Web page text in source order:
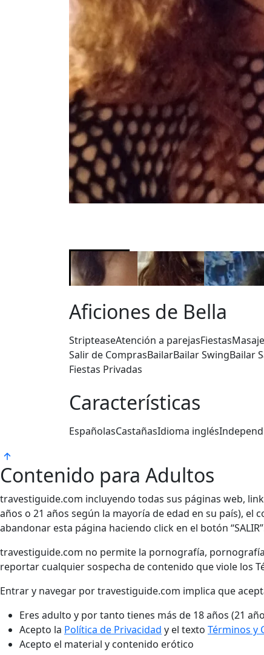
Aficiones de Bella
StripteaseAtención a parejasFiestas
Salir de ComprasBailarBailar SwingBailar
Fiestas Privadas
Características
EspañolasCastañasIdioma inglés
Contenido para Adultos
travestiguide.com incluyendo todas sus páginas web,
años o 21 años según la mayoría de edad en su país),
abandonar esta página haciendo click en el botón
travestiguide.com no permite la pornografía,
reportar cualquier sospecha de contenido que viole los
Entrar y navegar por travestiguide.com implica que
Eres adulto y por tanto tienes más de 18 años (21
Acepto la Política de Privacidad y el texto Términos y
Acepto el material y contenido erótico